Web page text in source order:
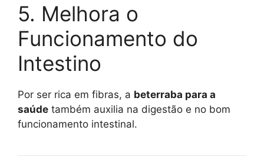
5. Melhora o
Funcionamento do
Intestino
Por ser rica em fibras, a beterraba para a
saúde também auxilia na digestão e no bom
funcionamento intestinal.